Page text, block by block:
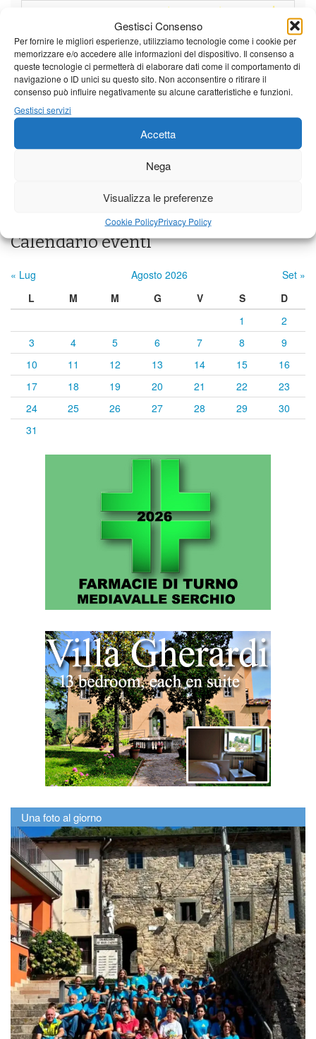
Gestisci Consenso
Per fornire le migliori esperienze, utilizziamo tecnologie come i cookie per
memorizzare e/o accedere alle informazioni del dispositivo. Il consenso a
queste tecnologie ci permetterà di elaborare dati come il comportamento di
navigazione o ID unici su questo sito. Non acconsentire o ritirare il
consenso può influire negativamente su alcune caratteristiche e funzioni.
Gestisci servizi
Accetta
Nega
Visualizza le preferenze
Cookie PolicyPrivacy Policy
25°C|37°C 20°C|37°C 21°C|37°C
Barga
25°C |34°C 20°C|34°C 21°C|
Castelnuovo Garfagnana
25°C|34°C
Calendario eventi
« Lug Agosto 2026
Set »
L
M M G V S
D
1
2
3
4 5 6 7 8
9
10
11 12 13 14 15
16
17
18 19 20 21 22
23
24
25 26 27 28 29
30
31
Una foto al giorno